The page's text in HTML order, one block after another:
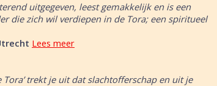
uitgegeven, leest gemakkelijk en is een
die zich wil verdiepen in de Tora; een spiritueel
Lees meer
Tora’ trekt je uit dat slachtofferschap en uit je